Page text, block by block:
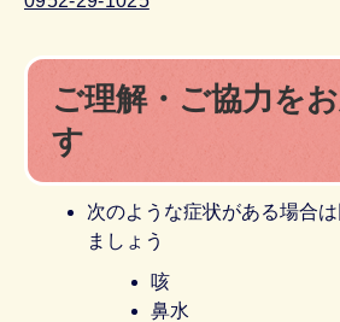
ご理解・ご協力を
す
次のような症状がある場合
ましょう
咳
鼻水